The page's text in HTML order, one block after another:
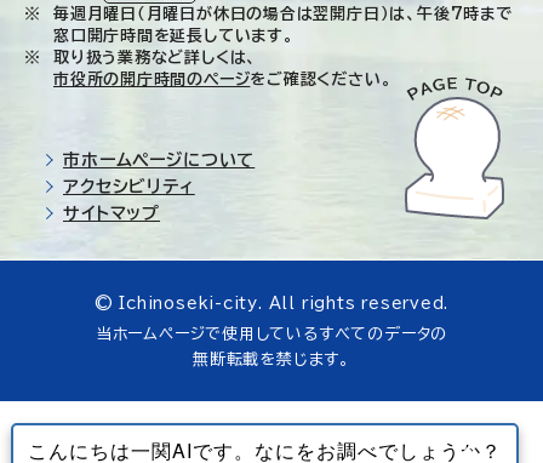
毎週月曜日（月曜日が休日の場合は翌開庁日）は、午後7時まで
窓口開庁時間を延長しています。
取り扱う業務など詳しくは、
市役所の開庁時間のページをご確認ください。
市ホームページについて
アクセシビリティ
サイトマップ
© Ichinoseki-city. All rights reserved.
当ホームページで使用しているすべてのデータの
無断転載を禁じます。